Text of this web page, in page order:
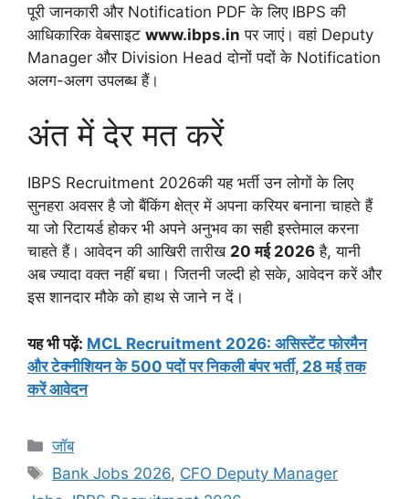
पूरी जानकारी और Notification PDF के लिए IBPS की
आधिकारिक वेबसाइट www.ibps.in पर जाएं। वहां Deputy
Manager और Division Head दोनों पदों के Notification
अलग-अलग उपलब्ध हैं।
अंत में देर मत करें
IBPS Recruitment 2026की यह भर्ती उन लोगों के लिए
सुनहरा अवसर है जो बैंकिंग क्षेत्र में अपना करियर बनाना चाहते हैं
या जो रिटायर्ड होकर भी अपने अनुभव का सही इस्तेमाल करना
चाहते हैं। आवेदन की आखिरी तारीख 20 मई 2026 है, यानी
अब ज्यादा वक्त नहीं बचा। जितनी जल्दी हो सके, आवेदन करें और
इस शानदार मौके को हाथ से जाने न दें।
यह भी पढ़ें: MCL Recruitment 2026: असिस्टेंट फोरमैन
और टेक्नीशियन के 500 पदों पर निकली बंपर भर्ती, 28 मई तक
करें आवेदन
Categories
जॉब
Tags
Bank Jobs 2026, CFO Deputy Manager